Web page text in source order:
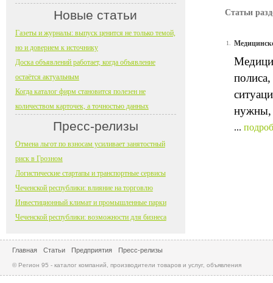
Статьи
1.
нужны,
...
Новые статьи
Газеты и журналы: выпуск ценится не только темой,
но и доверием к источнику
Доска объявлений работает, когда объявление
остаётся актуальным
Когда каталог фирм становится полезен не
количеством карточек, а точностью данных
Пресс-релизы
Отмена льгот по взносам усиливает занятостный
риск в Грозном
Логистические стартапы и транспортные сервисы
Чеченской республики: влияние на торговлю
Инвестиционный климат и промышленные парки
Чеченской республики: возможности для бизнеса
Главная Статьи Предприятия Пресс-релизы
© Регион 95 - каталог компаний, производители товаров и услуг, объявления